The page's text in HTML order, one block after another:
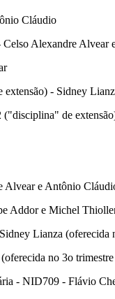
Cláudio
Alexandre Alvear
- Sidney
de
e Antônio
Addor e Michel
Lianza (oferecida
no 3o trimestre
- NID709 - Flávio